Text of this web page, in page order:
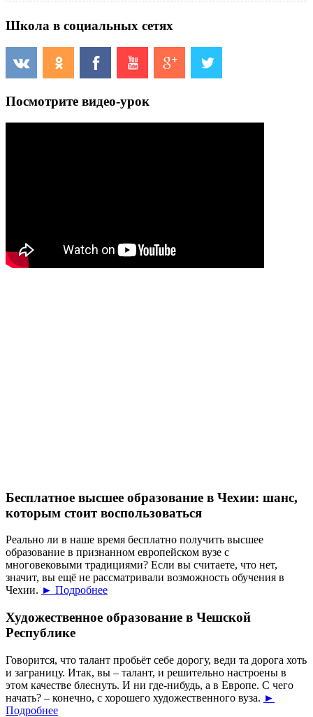
Школа в социальных сетях
Посмотрите видео-урок
Бесплатное высшее образование в Чехии: шанс,
которым стоит воспользоваться
Реально ли в наше время бесплатно получить высшее
образование в признанном европейском вузе с
многовековыми традициями? Если вы считаете, что нет,
значит, вы ещё не рассматривали возможность обучения в
Чехии. ► Подробнее
Художественное образование в Чешской
Республике
Говорится, что талант пробьёт себе дорогу, веди та дорога хоть
и заграницу. Итак, вы – талант, и решительно настроены в
этом качестве блеснуть. И ни где-нибудь, а в Европе. С чего
начать? – конечно, с хорошего художественного вуза. ►
Подробнее